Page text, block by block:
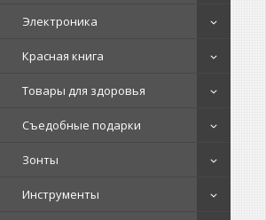
Электроника
Красная книга
Товары для здоровья
Съедобные подарки
Зонты
Инструменты